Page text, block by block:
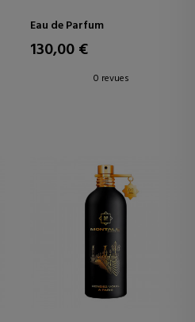
Eau de Parfum
130,00 €
0 revues